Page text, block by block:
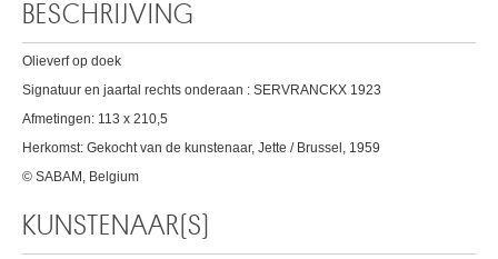
BESCHRIJVING
Olieverf op doek
Signatuur en jaartal rechts onderaan : SERVRANCKX 1923
Afmetingen: 113 x 210,5
Herkomst: Gekocht van de kunstenaar, Jette / Brussel, 1959
© SABAM, Belgium
KUNSTENAAR(S)